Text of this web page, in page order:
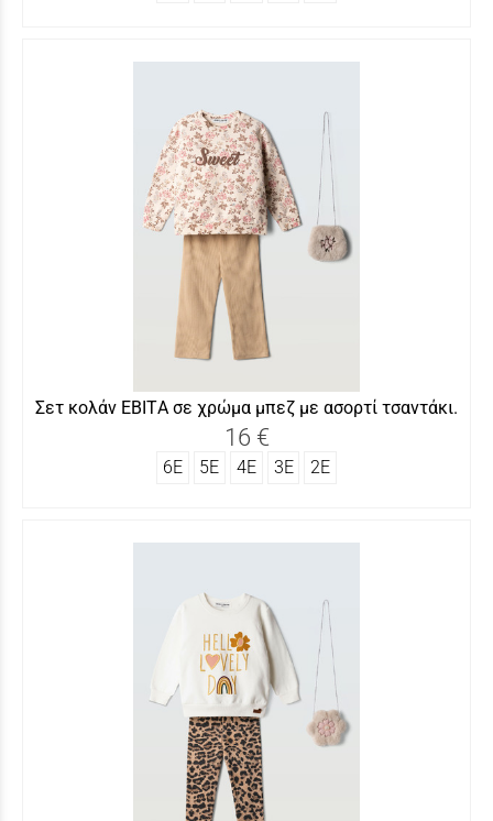
Σετ κολάν ΕΒITΑ σε χρώμα μπεζ με ασορτί τσαντάκι.
16 €
6Ε 5Ε 4Ε 3Ε 2Ε